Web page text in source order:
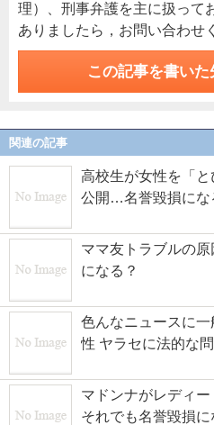
理）、刑事弁護を主に扱って
ありましたら，お問い合わせ
この記事を書い
関連の記事
高校生が女性を「
公開…名誉毀損にな
ママ友トラブルの
になる？
色んなニュースに
性 ヤラセに法的な
マドンナがレディ
それでも名誉毀損